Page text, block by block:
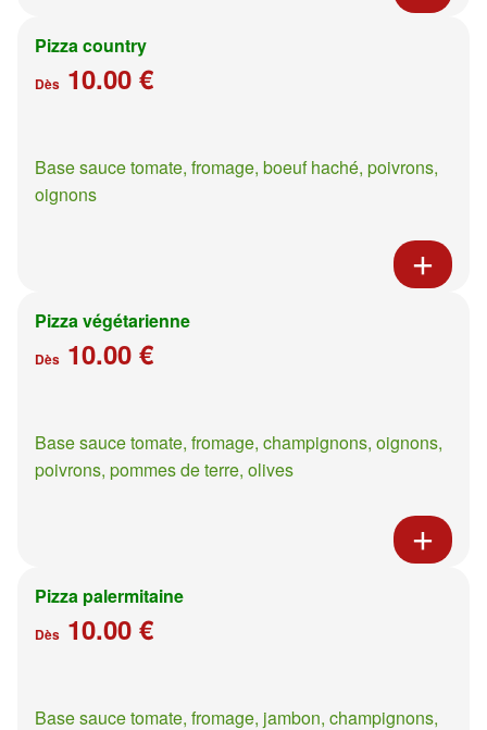
Pizza country
Dès 10.00 €
Base sauce tomate, fromage, boeuf haché, poivrons,
oignons
Pizza végétarienne
Dès 10.00 €
Base sauce tomate, fromage, champignons, oignons,
poivrons, pommes de terre, olives
Pizza palermitaine
Dès 10.00 €
Base sauce tomate, fromage, jambon, champignons,